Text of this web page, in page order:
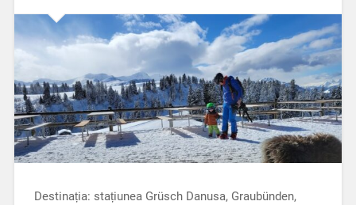
Destinația: stațiunea Grüsch Danusa, Graubünden,